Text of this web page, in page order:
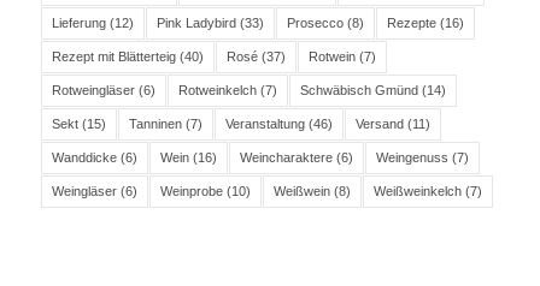
Lieferung(12) Pink Ladybird (33) Prosecco(8) Rezepte(16)
Rezept mit Blätterteig(40) Rosé(37) Rotwein(7)
Rotweingläser(6) Rotweinkelch(7) Schwäbisch Gmünd (14)
Sekt(15) Tanninen(7) Veranstaltung(46) Versand (11)
Wanddicke(6) Wein(16) Weincharaktere(6) Weingenuss (7)
Weingläser(6) Weinprobe(10) Weißwein(8) Weißweinkelch(7)